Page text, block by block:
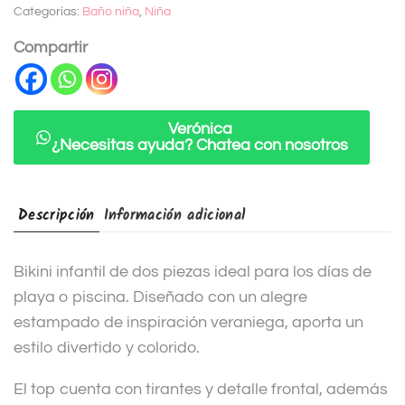
r
n
a
Categorías: Baño niña, Niña
Compartir
Verónica
¿Necesitas ayuda? Chatea con nosotros
Descripción Información adicional
Bikini infantil de dos piezas ideal para los días de
playa o piscina. Diseñado con un alegre
estampado de inspiración veraniega, aporta un
estilo divertido y colorido.
El top cuenta con tirantes y detalle frontal, además